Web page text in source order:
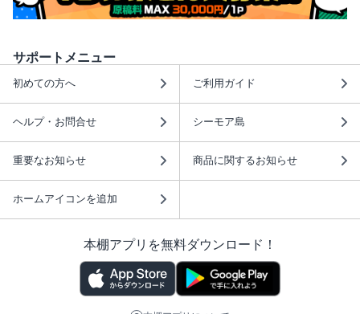
サポートメニュー
初めての方へ ご利用ガイド
ヘルプ・お問合せ シーモア島
重要なお知らせ 商品に関するお知らせ
ホームアイコンを追加
本棚アプリを無料ダウンロード！